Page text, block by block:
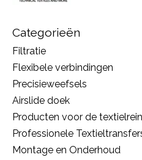
Categorieën
Filtratie
Flexibele verbindingen
Precisieweefsels
Airslide doek
Producten voor de
Professionele
Montage en Onderhoud